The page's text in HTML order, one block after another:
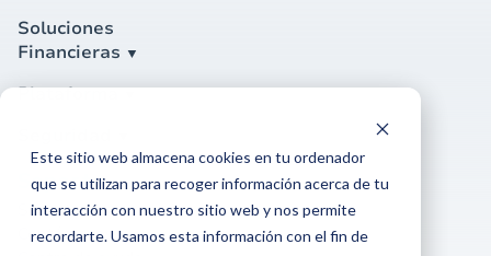
Este sitio web almacena cookies en tu ordenador
que se utilizan para recoger información acerca de tu
interacción con nuestro sitio web y nos permite
recordarte. Usamos esta información con el fin de
Soluciones
Financieras
Plataforma
Soporte
Soporte
Contáctanos